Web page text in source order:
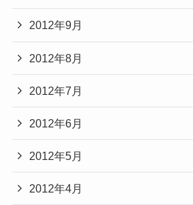
2012年9月
2012年8月
2012年7月
2012年6月
2012年5月
2012年4月